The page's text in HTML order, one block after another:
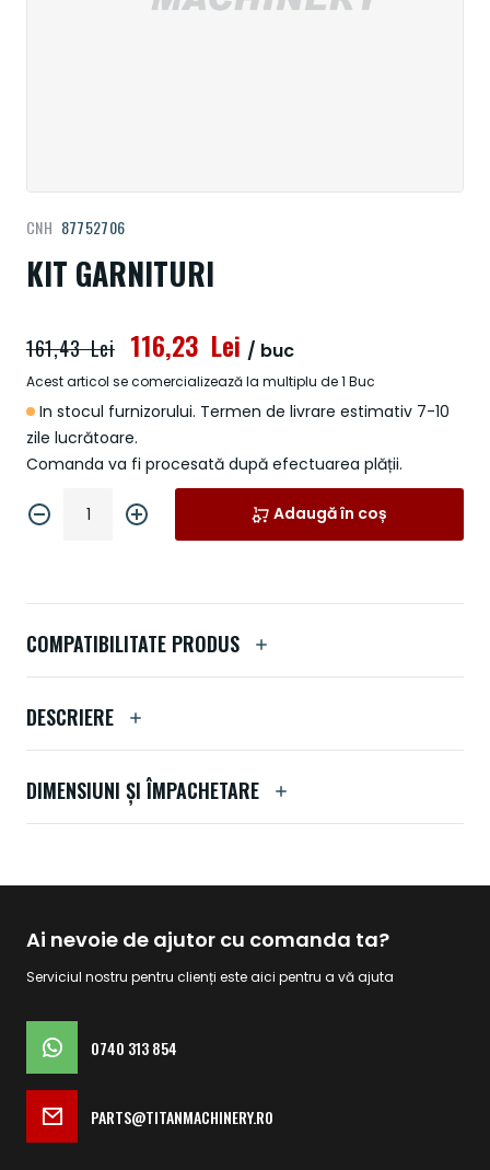
KIT GARNITURI
CNH 87752706
In stocul furnizorului. Termen de livrare estimativ 7-10
zile lucrătoare.
Comanda va fi procesată după efectuarea plății.
116,23 Lei
161,43 Lei / buc
Acest articol se comercializează la multiplu de 1 Buc
Adaugă în coș
la
începutul
galeriei
imagini
COMPATIBILITATE PRODUS
DESCRIERE
DIMENSIUNI ȘI ÎMPACHETARE
Ai nevoie de ajutor cu comanda ta?
Serviciul nostru pentru clienți este aici pentru a vă ajuta
0740 313 854
PARTS@TITANMACHINERY.RO